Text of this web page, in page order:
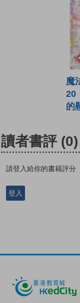
魔
20
的
讀者書評 (0)
請登入給你的書籍評分
登入